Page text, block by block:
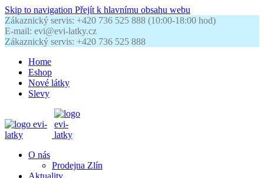
Skip to navigation Přejít k hlavnímu obsahu webu
Zákaznický servis: +420 736 525 888 (10:00-18:00 hod)
E-mail: evi@evi-latky.cz
Zákaznický servis: +420 736 525 888
Home
Eshop
Nové látky
Slevy
O nás
Prodejna Zlín
Aktuality